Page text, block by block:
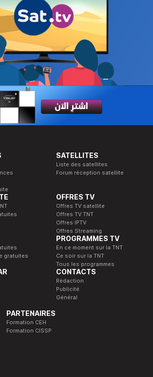
SATELLITES
Liste des satellites
Forum réception satellite
OFFRES TV
Offres TV satellite
Offres TV TNT
Offres IPTV
Offres Streaming
gratuites
PROGRAMMES TV
En ce moment sur la TNT
Ce soir sur la TNT
Tous les programmes
CONTACTS
Rédaction
Publicité
Général
PARTENAIRES
Formation CEH
Formation CISSP